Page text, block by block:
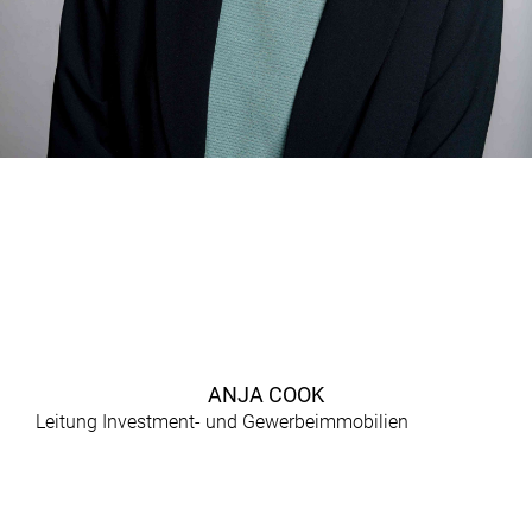
ANJA COOK
Leitung Investment- und Gewerbeimmobilien